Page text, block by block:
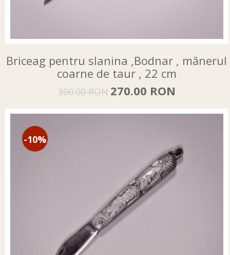
Briceag pentru slanina ,Bodnar , mănerul
coarne de taur , 22 cm
300.00 RON 270.00 RON
-10%